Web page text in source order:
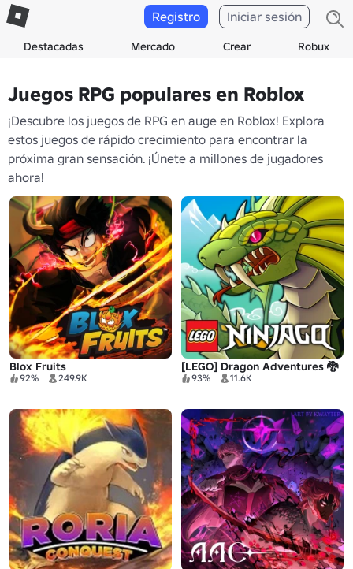
Destacadas Mercado Crear Robux
Registro Iniciar sesión
Juegos RPG populares en Roblox
¡Descubre los juegos de RPG en auge en Roblox! Explora
estos juegos de rápido crecimiento para encontrar la
próxima gran sensación. ¡Únete a millones de jugadores
ahora!
Blox Fruits
92% 249.9K
[LEGO] Dragon Adventures 🐉
93% 11.6K